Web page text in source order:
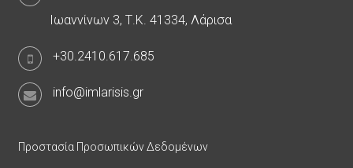
Ιωαννίνων 3, Τ.Κ. 41334, Λάρισα
+30.2410.617.685
info@imlarisis.gr
Προστασία Προσωπικών Δεδομένων